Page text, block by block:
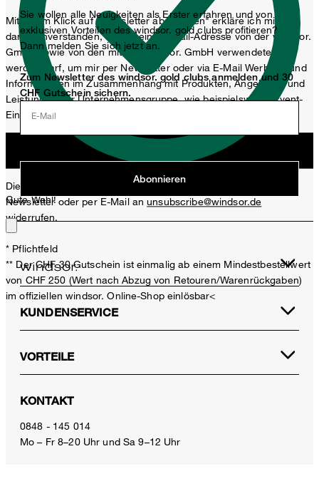
CHF 359.00
inkl. MwSt
98
Mit einem Klick auf „Newsletter abonnieren" erkläre ich mich
damit einverstanden, dass meine E-Mail-Adresse von der windsor.
GmbH sowie von den mit der windsor. GmbH verwendeten
werden darf, um mir per Newsletter oder via E-Mail Werbung und
Informationen im Zusammenhang mit Produkten, Angeboten und
Leistungen der Unternehmensgruppe, wie beispielsweise Event-
Einladungen, Aktionen, Produkt-Promotions zuzusenden.
Diese Einwilligung kann ich jederzeit durch den Abmeldelink im
Newsletter oder per E-Mail anunsubscribe@windsor.de
widerrufen.
* Pflichtfeld
** Der CHF 30 Gutschein ist einmalig ab einem Mindestbestellwert
von CHF 250 (Wert nach Abzug von Retouren/Warenrückgaben)
im offiziellen windsor. Online-Shop einlösbar<
Gute Wahl!
E-Mail
Zum Newsletter des windsor. gold clubs anmelden und 30
CHF Gutschein sichern.
Sie wollen alle Neuigkeiten als Erster erfahren und von
exklusiven Vorteilen des windsor. gold clubs profitieren?
Dann melden Sie sich jetzt an.
Abonnieren
KUNDENSERVICE
VORTEILE
KONTAKT
0848 - 145 014
Mo – Fr 8–20 Uhr und Sa 9–12 Uhr